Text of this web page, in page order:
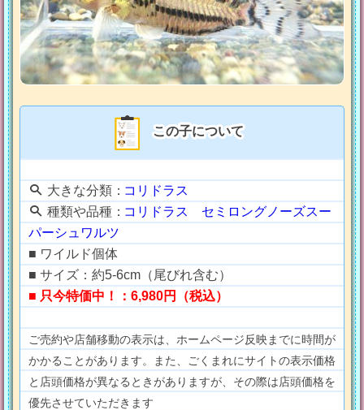
この子について
大きな分類：コリドラス
種類や品種： コリドラス セミロングノーズスー
パーシュワルツ
■ ワイルド個体
■ サイズ：約5-6cm（尾びれ含む）
■ 只今特価中！：6,980円（税込）
ご売約や店舗移動の表示は、ホームページ反映までに時間が
かかることがあります。また、ごくまれにサイトの表示価格
と店頭価格が異なるときがありますが、その際は店頭価格を
優先させていただきます